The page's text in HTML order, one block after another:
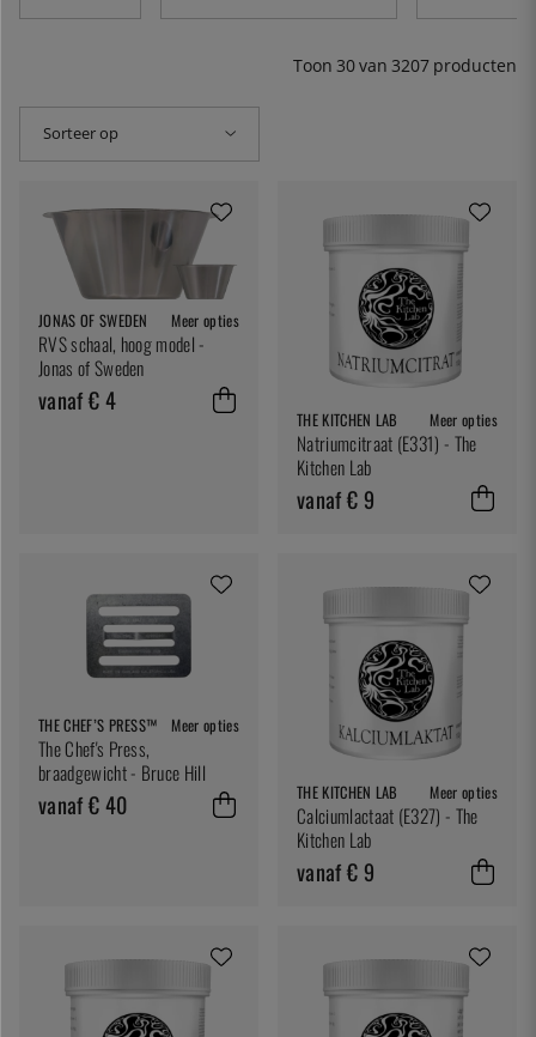
hebben we alle geweldige keukengereedschappen
gevuld met moleculaire ingrediënten en een groot aantal
kookboeken in onze planken geplaatst. Veel van wat je
zoekt, vind je hier.
Toon 30van 3207 producten
Sorteer op
JONAS OF SWEDEN Meer opties
RVS schaal, hoog model -
Jonas of Sweden
vanaf € 4
THE KITCHEN LAB Meer opties
Natriumcitraat (E331) - The
Kitchen Lab
vanaf € 9
THE CHEF’S PRESS™ Meer opties
The Chef's Press,
braadgewicht - Bruce Hill
vanaf € 40 THE KITCHEN LAB Meer opties
Calciumlactaat (E327) - The
Kitchen Lab
vanaf € 9